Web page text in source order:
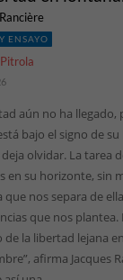
ENSAYO
aún no ha llegado,
bajo el signo de su
olvidar. La tarea
en su horizonte, sin
que nos separa de
que nos plantea.
de la libertad lejana
afirma Jacques